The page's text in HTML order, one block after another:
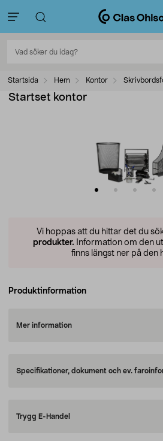
Startsida Hem Kontor
Startset kontor
Vi hoppas att du hittar det du
produkter. Information om den
finns längst ner på den
Produktinformation
Mer information
Specifikationer, dokument och ev.
Trygg E-Handel